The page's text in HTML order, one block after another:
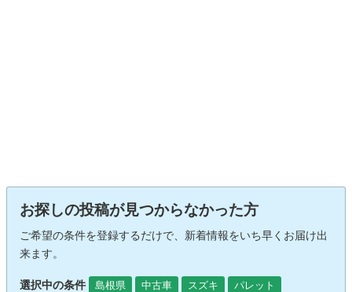
お探しの投稿が見つからなかった方
ご希望の条件を登録するだけで、新着情報をいち早くお届け出
来ます。
選択中の条件 島根県 中古車 スズキ パレット